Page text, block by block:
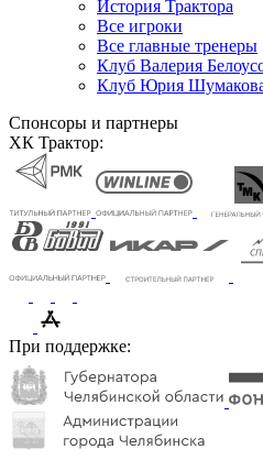
История Трактора
Все игроки
Все главные тренеры
Клуб Валерия
Клуб Юрия
Спонсоры и партнеры
ХК Трактор:
При поддержке: